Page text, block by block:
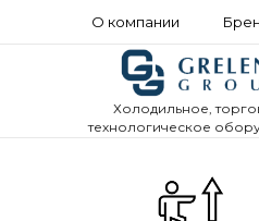
О компании
Холодильное,
технологическое